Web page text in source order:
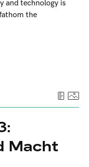
and technology is
the
Macht